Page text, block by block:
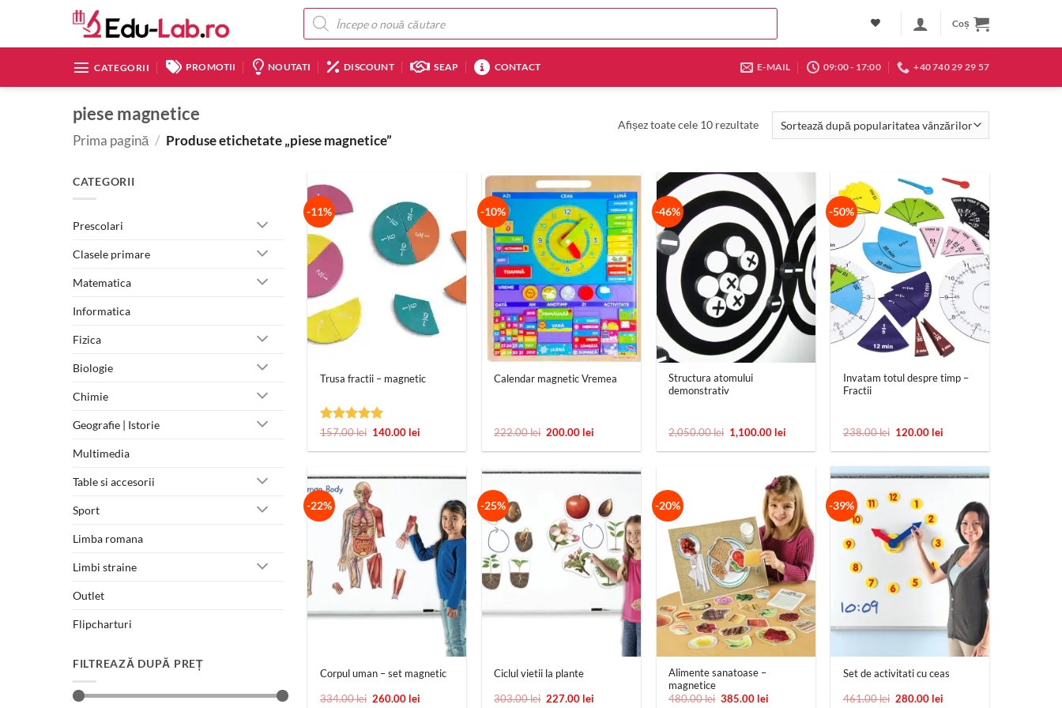
content
Products
search
Coș
CATEGORII PROMOTII NOUTATI DISCOUNT SEAP CONTACT E-MAIL 09:00 - 17:00 +40 740 29 29 57
piese magnetice
Prima pagină / Produse etichetate „piese magnetice”
Afișez toate cele 10 rezultateSortat
după
CATEGORII
Prescolari
Clasele primare
Matematica
Informatica
Fizica
Biologie
Chimie
Geografie | Istorie
Multimedia
Table si accesorii
Sport
Limba romana
Limbi straine
Outlet
Flipcharturi
FILTREAZĂ DUPĂ PREȚ
-11%
+
Trusa fractii – magnetic
Evaluat la
157.00lei Prețul
inițial
a
140.00 leiPrețul
curent
este:
-10%
+
Calendar magnetic Vremea
222.00lei Prețul
inițial
a
222.00 lei.
200.00 lei
este:
-46%
+
Structura atomului
demonstrativ
2,050.00lei Prețul
inițial
a
1,100.00 leiPrețul
curent
este:
-50%
Invatam totul despre timp –
Fractii
238.00lei Prețul
inițial
a
238.00 lei.
120.00 leiPrețul
curent
este:
-22%
Corpul uman – set magnetic
334.00lei Prețul
260.00 leiPrețul
-25%
Ciclul vietii la plante
303.00lei Prețul
227.00 lei
-20%
Alimente sanatoase –
magnetice
480.00lei Prețul
385.00 leiPrețul
-39%
Set de activitati cu ceas
461.00lei Prețul
280.00 leiPrețul